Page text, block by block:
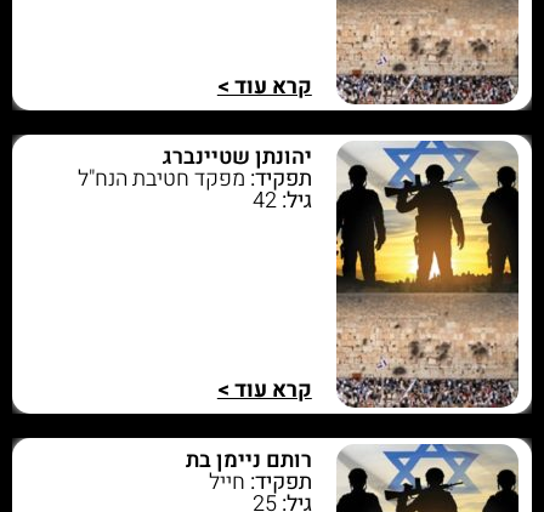
קרא עוד >
יהונתן שטיינברג
תפקיד: מפקד חטיבת הנח"ל
גיל:42
קרא עוד >
רותם ניימן בת
תפקיד: חייל
גיל:25